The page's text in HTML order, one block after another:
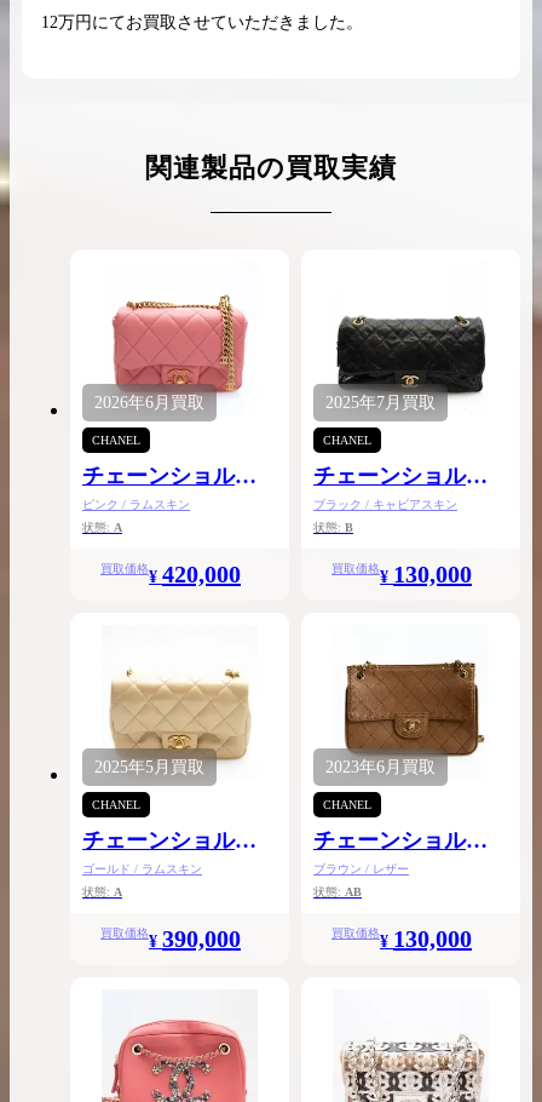
12万円にてお買取させていただきました。
関連製品の買取実績
2026年6月 買取
CHANEL
チェーンショルダ
ー
ピンク / ラムスキン
状態: A
買取価格¥ 420,000
2025年7月買取
CHANEL
チェーンショルダ
ー
ブラック / キャビアスキン
状態: B
買取価格¥ 130,000
2025年5月買取
CHANEL
チェーンショルダ
ー
ゴールド / ラムスキン
状態: A
買取価格¥ 390,000
2023年6月 買取
CHANEL
チェーンショルダ
ー
ブラウン / レザー
状態: AB
買取価格¥ 130,000